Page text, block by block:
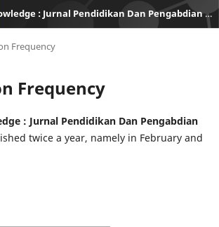
Center of Knowledge : Jurnal Pendidikan Dan Pengabdian Masyarakat
Frequency
Frequency
: Jurnal Pendidikan Dan Pengabdian
twice a year, namely in February and